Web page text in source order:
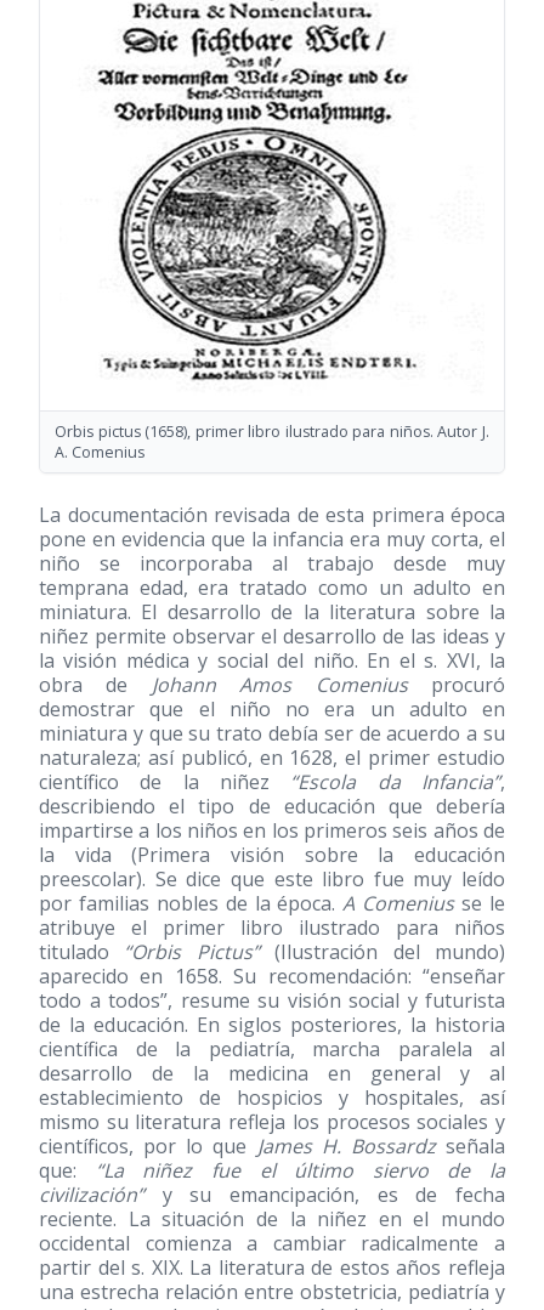
Orbis pictus (1658), primer libro ilustrado para niños. Autor J.
A. Comenius
La documentación revisada de esta primera época
pone en evidencia que la infancia era muy corta, el
niño se incorporaba al trabajo desde muy
temprana edad, era tratado como un adulto en
miniatura. El desarrollo de la literatura sobre la
niñez permite observar el desarrollo de las ideas y
la visión médica y social del niño. En el s. XVI, la
obra de Johann Amos Comeniusprocuró
demostrar que el niño no era un adulto en
miniatura y que su trato debía ser de acuerdo a su
naturaleza; así publicó, en 1628, el primer estudio
científico de la niñez “Escola da Infancia”,
describiendo el tipo de educación que debería
impartirse a los niños en los primeros seis años de
la vida (Primera visión sobre la educación
preescolar). Se dice que este libro fue muy leído
por familias nobles de la época.A Comeniusse le
atribuye el primer libro ilustrado para niños
titulado “Orbis Pictus”(Ilustración del mundo)
aparecido en 1658. Su recomendación: “enseñar
todo a todos”, resume su visión social y futurista
de la educación. En siglos posteriores, la historia
científica de la pediatría, marcha paralela al
desarrollo de la medicina en general y al
establecimiento de hospicios y hospitales, así
mismo su literatura refleja los procesos sociales y
científicos, por lo que James H. Bossardzseñala
que:
“La niñez fue el último siervo de la
civilización”y su emancipación, es de fecha
reciente. La situación de la niñez en el mundo
occidental comienza a cambiar radicalmente a
partir del s. XIX. La literatura de estos años refleja
una estrecha relación entre obstetricia, pediatría y